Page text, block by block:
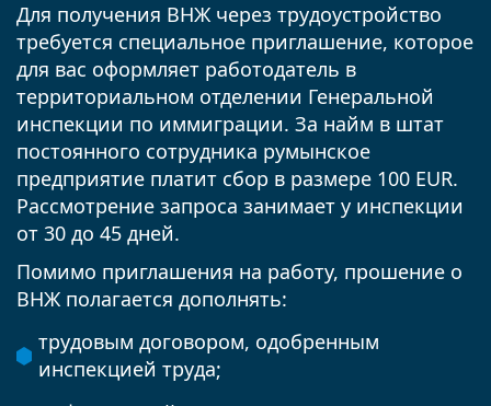
Для получения ВНЖ через трудоустройство
требуется специальное приглашение, которое
для вас оформляет работодатель в
территориальном отделении Генеральной
инспекции по иммиграции. За найм в штат
постоянного сотрудника румынское
предприятие платит сбор в размере 100 EUR.
Рассмотрение запроса занимает у инспекции
от 30 до 45 дней.
Помимо приглашения на работу, прошение о
ВНЖ полагается дополнять:
трудовым договором, одобренным
инспекцией труда;